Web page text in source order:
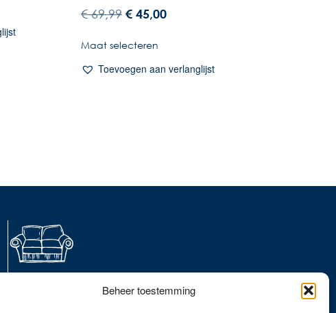
Beheer toestemming
€69,99 € 45,00
Maat selecteren
Toevoegen aan verlanglijst
Liever thuis shoppen?
Ontdek onze collecties in